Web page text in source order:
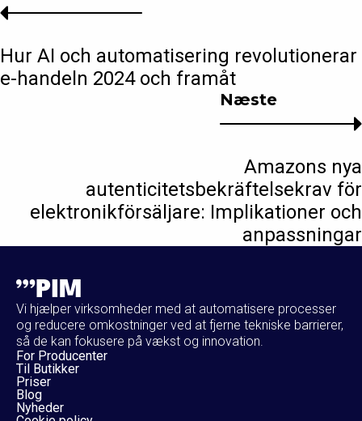
Næste
Amazons nya
autenticitetsbekräftelsekrav för
elektronikförsäljare: Implikationer och
anpassningar
Hur AI och automatisering revolutionerar
e-handeln 2024 och framåt
Vi hjælper virksomheder med at automatisere processer
og reducere omkostninger ved at fjerne tekniske barrierer,
så de kan fokusere på vækst og innovation.
For Producenter
Til Butikker
Priser
Blog
Nyheder